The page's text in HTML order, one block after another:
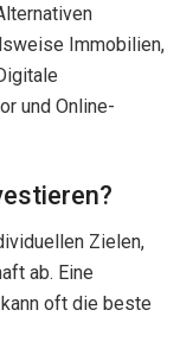
Immobilien,
und Online-
Zielen,
ab. Eine
oft die beste